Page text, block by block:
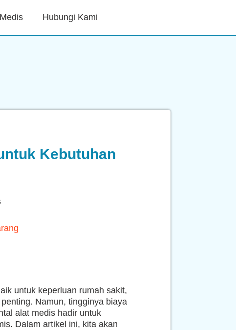
Hubungi Kami
Kebutuhan
untuk keperluan rumah sakit,
Namun, tingginya biaya
alat medis hadir untuk
Dalam artikel ini, kita akan